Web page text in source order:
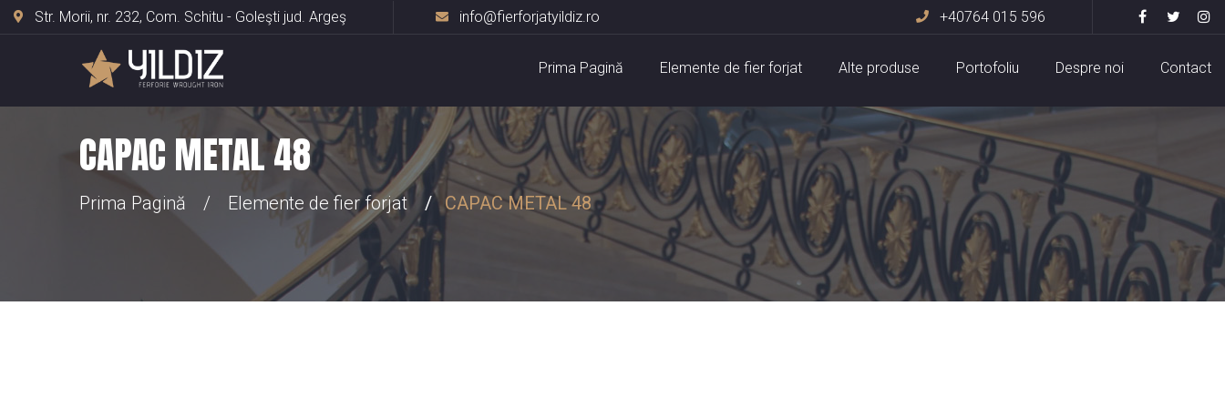
Str. Morii, nr. 232, Com. Schitu - Goleşti jud. Argeş info@fierforjatyildiz.ro +40764 015 596
Prima Pagină Elemente de fier forjat Alte produse Portofoliu Despre noi Contact
CAPAC METAL 48
Prima Pagină Elemente de fier forjat CAPAC METAL 48